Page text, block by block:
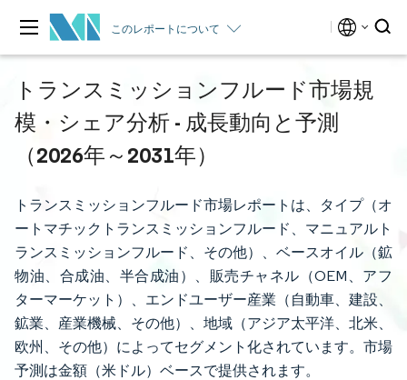
このレポートについて
トランスミッションフルード市場規
模・シェア分析 - 成長動向と予測
（2026年～2031年）
トランスミッションフルード市場レポートは、タイプ（オ
ートマチックトランスミッションフルード、マニュアルト
ランスミッションフルード、その他）、ベースオイル（鉱
物油、合成油、半合成油）、販売チャネル（OEM、アフ
ターマーケット）、エンドユーザー産業（自動車、建設、
鉱業、産業機械、その他）、地域（アジア太平洋、北米、
欧州、その他）によってセグメント化されています。市場
予測は金額（米ドル）ベースで提供されます。